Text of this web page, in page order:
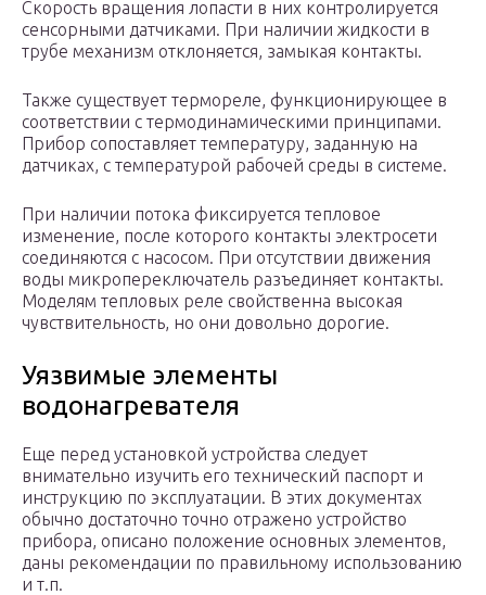
Скорость вращения лопасти в них контролируется
сенсорными датчиками. При наличии жидкости в
трубе механизм отклоняется, замыкая контакты.
Также существует термореле, функционирующее в
соответствии с термодинамическими принципами.
Прибор сопоставляет температуру, заданную на
датчиках, с температурой рабочей среды в системе.
При наличии потока фиксируется тепловое
изменение, после которого контакты электросети
соединяются с насосом. При отсутствии движения
воды микропереключатель разъединяет контакты.
Моделям тепловых реле свойственна высокая
чувствительность, но они довольно дорогие.
Уязвимые элементы
водонагревателя
Еще перед установкой устройства следует
внимательно изучить его технический паспорт и
инструкцию по эксплуатации. В этих документах
обычно достаточно точно отражено устройство
прибора, описано положение основных элементов,
даны рекомендации по правильному использованию
и т.п.